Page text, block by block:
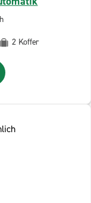
2 Koffer